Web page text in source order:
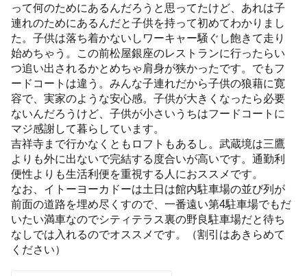
って何のためにあるんだろうと思ってたけど、あれは子
連れのためにあるんだと子供を持って初めてわかりまし
た。子供は落ち着かないしワーキャー騒ぐし飽きて走り
始めちゃう。この前松屋銀座のレストランに行ったらい
つ追い出されるかとめちゃ肩身が狭かったです。でもフ
ードコートは違う。みんな子連れだから子供の狼藉に寛
容で、実家のような安心感。子供が大きくなったら必要
ないんだろうけど、子供が小さいうちはフードコートに
マジ感謝して暮らしています。
吉祥寺まで行かなくともロフトもあるし。武蔵境は三鷹
よりも外に出ないで完結する度合いが高いです。通勤利
便性よりも生活利便を重視する人におススメです。
なお、イトーヨーカドーは土日は館内駐車場の並び列が
前面の道路を埋め尽くすので、一番遠い第4駐車場でもだ
いたい満車なのでシティテラス裏の野良駐車場だと待ち
なしでは入れるのでオススメです。（割引はあきらめて
ください）